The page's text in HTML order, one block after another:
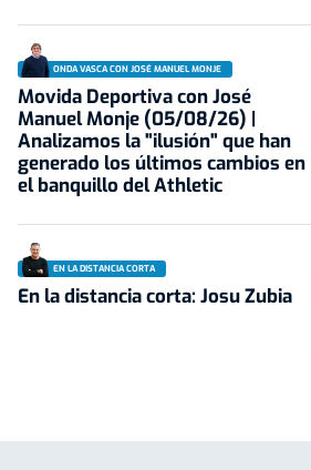
ONDA VASCA CON JOSÉ MANUEL MONJE
Movida Deportiva con José
Manuel Monje (05/08/26) |
Analizamos la "ilusión" que han
generado los últimos cambios en
el banquillo del Athletic
EN LA DISTANCIA CORTA
En la distancia corta: Josu Zubia